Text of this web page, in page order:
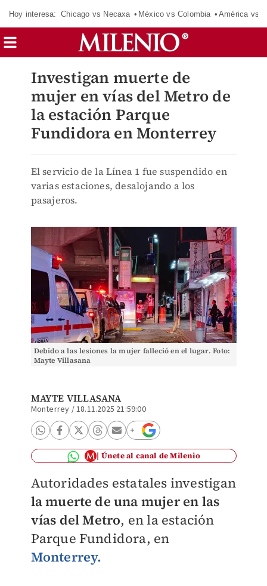
Hoy interesa: Chicago vs Necaxa México vs Colombia América vs
Investigan muerte de
mujer en vías del Metro de
la estación Parque
Fundidora en Monterrey
El servicio de la Línea 1 fue suspendido en
varias estaciones, desalojando a los
pasajeros.
Debido a las lesiones la mujer falleció en el lugar. Foto:
Mayte Villasana
MAYTE VILLASANA
Monterrey /18.11.2025 21:59:00
Únete al canal de Milenio
Autoridades estatales investigan
la muerte de una mujer en las
vías del Metro, en la estación
Parque Fundidora, en
Monterrey.